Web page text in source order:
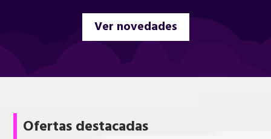
Ver novedades
Ofertas destacadas